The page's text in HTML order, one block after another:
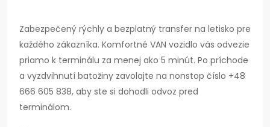
Zabezpečený rýchly a bezplatný transfer na letisko pre
každého zákazníka. Komfortné VAN vozidlo vás odvezie
priamo k terminálu za menej ako 5 minút. Po príchode
a vyzdvihnutí batožiny zavolajte na nonstop číslo +48
666 605 838, aby ste si dohodli odvoz pred
terminálom.